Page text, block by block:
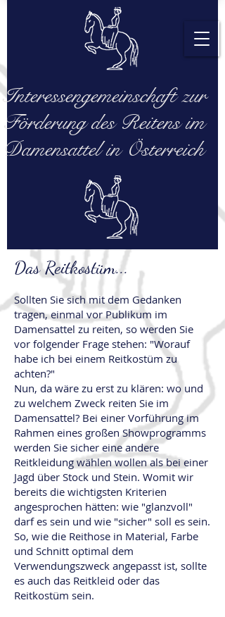
Interessengemeinschaft zur
Förderung des Reitens im
Damensattel in Österreich
Das Reitkostüm...
Sollten Sie sich mit dem Gedanken
tragen, einmal vor Publikum im
Damensattel zu reiten, so werden Sie
vor folgender Frage stehen: "Worauf
habe ich bei einem Reitkostüm zu
achten?"
Nun, da wäre zu erst zu klären: wo und
zu welchem Zweck reiten Sie im
Damensattel? Bei einer Vorführung im
Rahmen eines großen Showprogramms
werden Sie sicher eine andere
Reitkleidung wählen wollen als bei einer
Jagd über Stock und Stein. Womit wir
bereits die wichtigsten Kriterien
angesprochen hätten: wie "glanzvoll"
darf es sein und wie "sicher" soll es sein.
So, wie die Reithose in Material, Farbe
und Schnitt optimal dem
Verwendungszweck angepasst ist, sollte
es auch das Reitkleid oder das
Reitkostüm sein.